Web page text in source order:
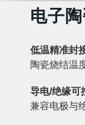
电子
低温精准封
陶瓷烧结温
导电/绝缘可
兼容电极与